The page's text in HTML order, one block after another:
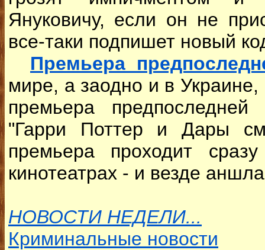
Януковичу, если он не
все-таки подпишет новый
Премьера
мире, а заодно и в
премьера
"Гарри Поттер и Дары
премьера проходит
кинотеатрах - и везде
НОВОСТИ НЕДЕЛИ...
Криминальные новости